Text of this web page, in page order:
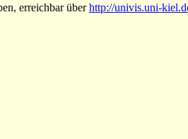
erreichbar überhttp://univis.uni-